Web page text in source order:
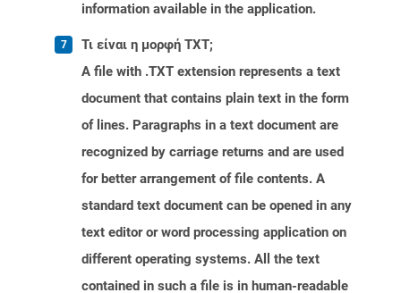
information available in the application.
Τι είναι η μορφή TXT;
A file with .TXT extension represents a text
document that contains plain text in the form
of lines. Paragraphs in a text document are
recognized by carriage returns and are used
for better arrangement of file contents. A
standard text document can be opened in any
text editor or word processing application on
different operating systems. All the text
contained in such a file is in human-readable